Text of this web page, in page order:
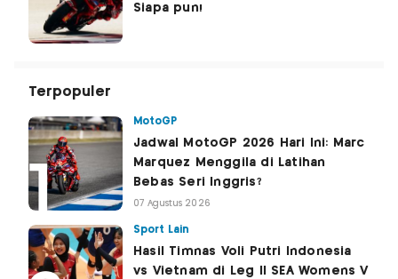
Siapa pun!
Terpopuler
MotoGP
Jadwal MotoGP 2026 Hari Ini: Marc
Marquez Menggila di Latihan
Bebas Seri Inggris?
07 Agustus 2026
Sport Lain
Hasil Timnas Voli Putri Indonesia
vs Vietnam di Leg II SEA Womens V